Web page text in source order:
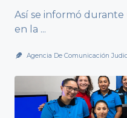
Así se informó
en la ...
Agencia De Comunicación